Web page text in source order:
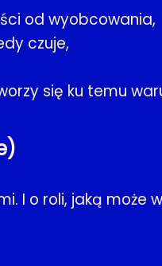
od wyobcowania,
czuje,
się ku temu
I o roli, jaką może